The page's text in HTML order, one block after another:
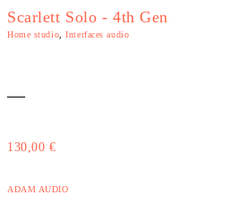
Scarlett Solo - 4th Gen
Home studio ,Interfaces audio
—
130,00 €
ADAM AUDIO